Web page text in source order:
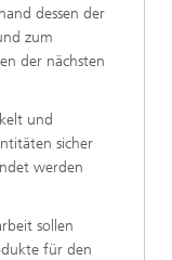
dessen der
zum
der nächsten
und
sicher
werden
sollen
für den